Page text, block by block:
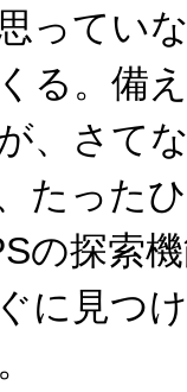
ってい
る。備
、さて
たった
の探索
に見つ